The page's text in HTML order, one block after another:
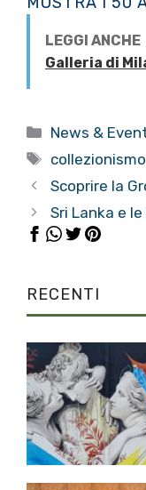
LEGGI ANCHE
Galleria di
Categorie
News &
Tag
collezionismo
Scoprire la
Sri Lanka e
RECENTI